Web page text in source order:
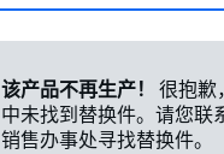
该产品不再生产！
很抱歉
中未找到替换件。请您联
销售办事处寻找替换件。